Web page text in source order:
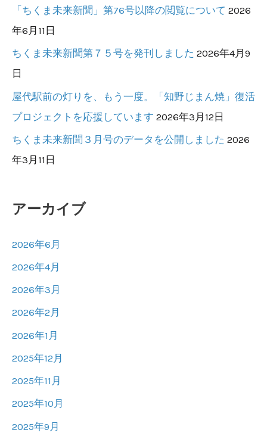
「ちくま未来新聞」第76号以降の閲覧について 2026
年6月11日
ちくま未来新聞第７５号を発刊しました 2026年4月9
日
屋代駅前の灯りを、もう一度。「知野じまん焼」復活
プロジェクトを応援しています 2026年3月12日
ちくま未来新聞３月号のデータを公開しました 2026
年3月11日
アーカイブ
2026年6月
2026年4月
2026年3月
2026年2月
2026年1月
2025年12月
2025年11月
2025年10月
2025年9月